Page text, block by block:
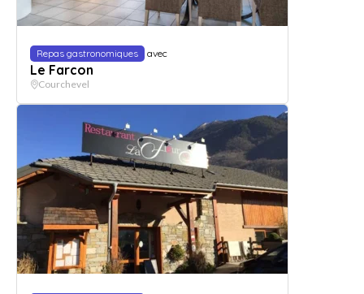
Repas gastronomiques avec
Le Farcon
Courchevel